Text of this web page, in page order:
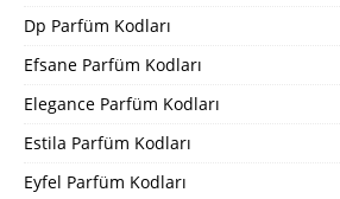
Dp Parfüm Kodları
Efsane Parfüm Kodları
Elegance Parfüm Kodları
Estila Parfüm Kodları
Eyfel Parfüm Kodları